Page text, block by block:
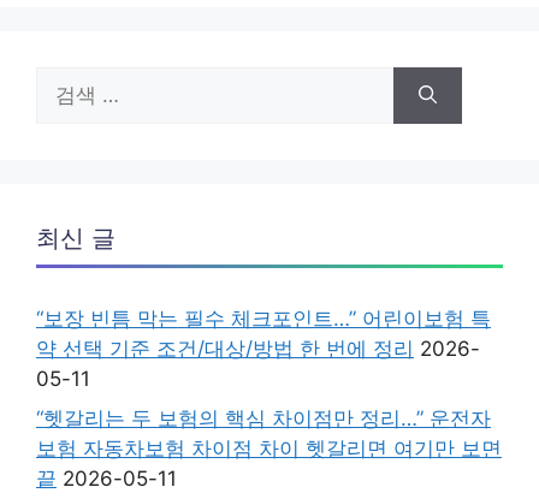
색:
최신 글
“보장 빈틈 막는 필수 체크포인트…” 어린이보험 특
약 선택 기준 조건/대상/방법 한 번에 정리 2026-
05-11
“헷갈리는 두 보험의 핵심 차이점만 정리…” 운전자
보험 자동차보험 차이점 차이 헷갈리면 여기만 보면
끝 2026-05-11